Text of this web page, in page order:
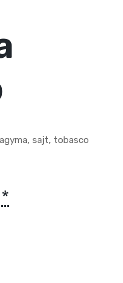
sajt, tobasco
*